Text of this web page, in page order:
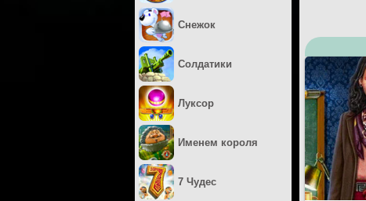
Снежок
Солдатики
Луксор
Именем короля
7 Чудес